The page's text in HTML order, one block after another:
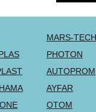
MARS-TECH
PHOTON
AUTOPROM
AYFAR
OTOM